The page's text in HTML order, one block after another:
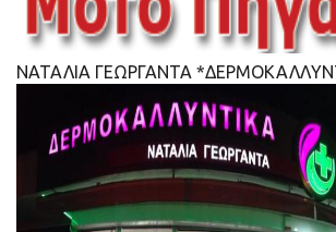
ΝΑΤΑΛΙΑ ΓΕΩΡΓΑΝΤΑ